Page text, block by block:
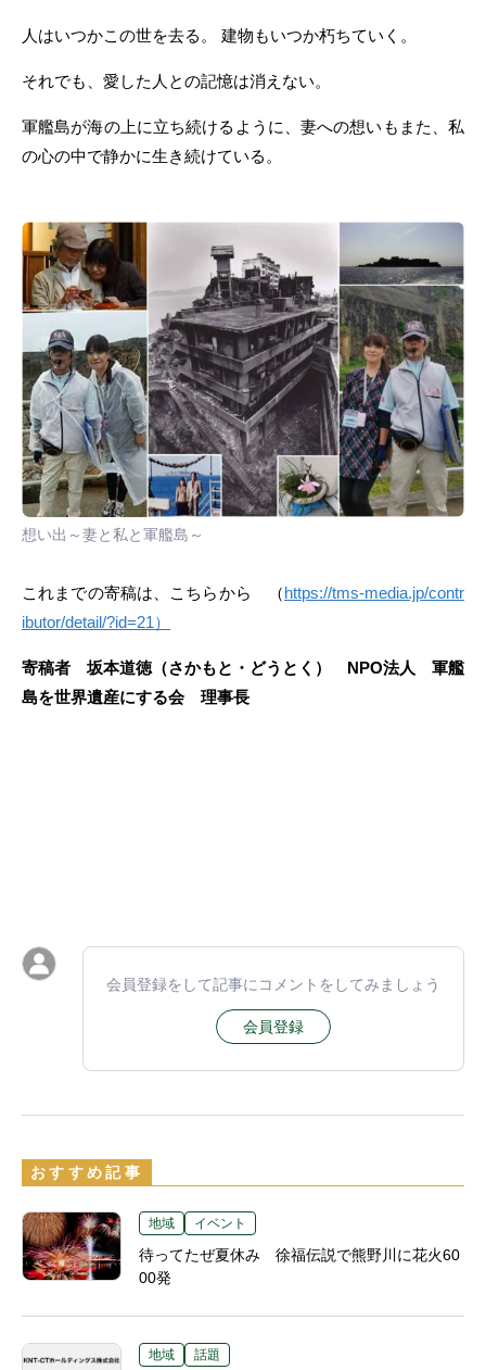
人はいつかこの世を去る。 建物もいつか朽ちていく。
それでも、愛した人との記憶は消えない。
軍艦島が海の上に立ち続けるように、妻への想いもまた、私
の心の中で静かに生き続けている。
想い出～妻と私と軍艦島～
これまでの寄稿は、こちらから （https://tms-media.jp/contr
ibutor/detail/?id=21）
寄稿者 坂本道徳（さかもと・どうとく） NPO法人 軍艦
島を世界遺産にする会 理事長
会員登録をして記事にコメントをしてみましょう
会員登録
おすすめ記事
地域 イベント
待ってたぜ夏休み 徐福伝説で熊野川に花火60
00発
地域 話題